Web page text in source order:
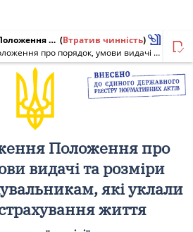
Розпорядження, Положення від 03.12.2004 № 2883 (Втратив чинність)
Про затвердження Положення про порядок, умови видачі та розміри кредитів страхувальникам, які уклали договори страхування життя